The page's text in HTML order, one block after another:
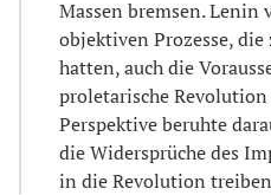
Massen bremsen. Lenin
objektiven Prozesse,
hatten, auch die
proletarische Revolution
Perspektive beruhte
die Widersprüche des
in die Revolution